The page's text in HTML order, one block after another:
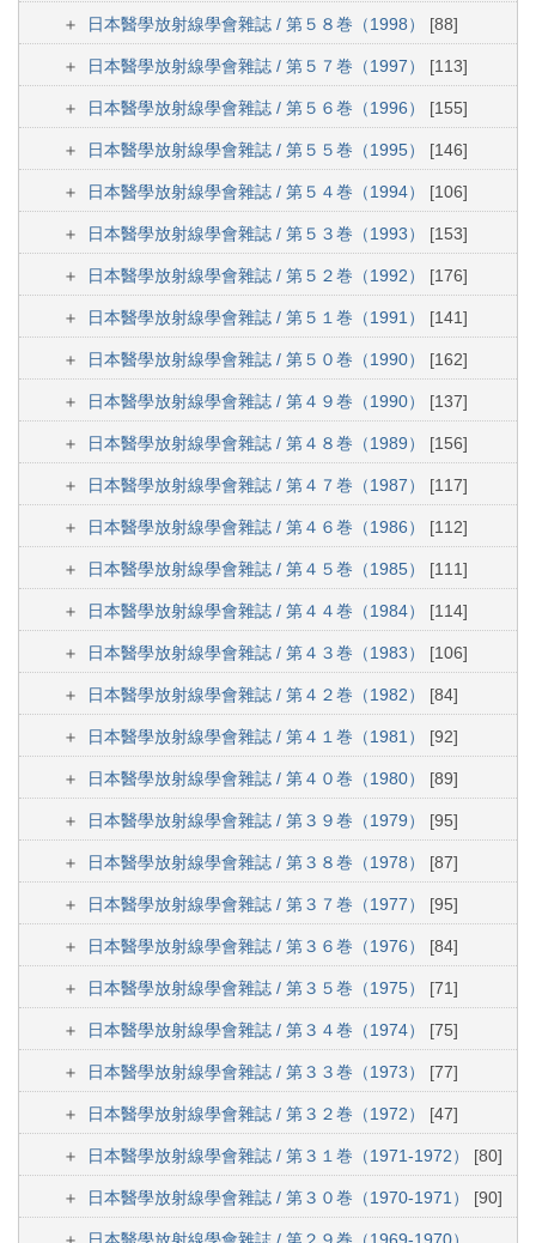
日本醫學放射線學會雜誌 / 第５８巻（1998） [88]
日本醫學放射線學會雜誌 / 第５７巻（1997） [113]
日本醫學放射線學會雜誌 / 第５６巻（1996） [155]
日本醫學放射線學會雜誌 / 第５５巻（1995） [146]
日本醫學放射線學會雜誌 / 第５４巻（1994） [106]
日本醫學放射線學會雜誌 / 第５３巻（1993） [153]
日本醫學放射線學會雜誌 / 第５２巻（1992） [176]
日本醫學放射線學會雜誌 / 第５１巻（1991） [141]
日本醫學放射線學會雜誌 / 第５０巻（1990） [162]
日本醫學放射線學會雜誌 / 第４９巻（1990） [137]
日本醫學放射線學會雜誌 / 第４８巻（1989） [156]
日本醫學放射線學會雜誌 / 第４７巻（1987） [117]
日本醫學放射線學會雜誌 / 第４６巻（1986） [112]
日本醫學放射線學會雜誌 / 第４５巻（1985） [111]
日本醫學放射線學會雜誌 / 第４４巻（1984） [114]
日本醫學放射線學會雜誌 / 第４３巻（1983） [106]
日本醫學放射線學會雜誌 / 第４２巻（1982） [84]
日本醫學放射線學會雜誌 / 第４１巻（1981） [92]
日本醫學放射線學會雜誌 / 第４０巻（1980） [89]
日本醫學放射線學會雜誌 / 第３９巻（1979） [95]
日本醫學放射線學會雜誌 / 第３８巻（1978） [87]
日本醫學放射線學會雜誌 / 第３７巻（1977） [95]
日本醫學放射線學會雜誌 / 第３６巻（1976） [84]
日本醫學放射線學會雜誌 / 第３５巻（1975） [71]
日本醫學放射線學會雜誌 / 第３４巻（1974） [75]
日本醫學放射線學會雜誌 / 第３３巻（1973） [77]
日本醫學放射線學會雜誌 / 第３２巻（1972） [47]
日本醫學放射線學會雜誌 / 第３１巻（1971-1972） [80]
日本醫學放射線學會雜誌 / 第３０巻（1970-1971） [90]